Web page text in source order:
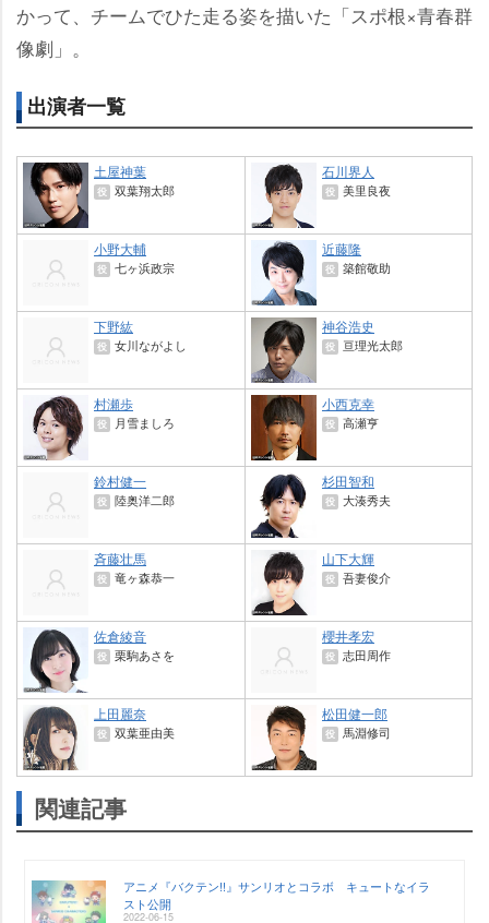
かって、チームでひた走る姿を描いた「スポ根×青春群
像劇」。
出演者一覧
土屋神葉
役 双葉翔太郎
石川界人
役 美里良夜
小野大輔
役 七ヶ浜政宗
近藤隆
役 築館敬助
下野紘
役 女川ながよし
神谷浩史
役 亘理光太郎
村瀬歩
役 月雪ましろ
小西克幸
役 高瀬亨
鈴村健一
役 陸奥洋二郎
杉田智和
役 大湊秀夫
斉藤壮馬
役 竜ヶ森恭一
山下大輝
役 吾妻俊介
佐倉綾音
役 栗駒あさを
櫻井孝宏
役 志田周作
上田麗奈
役 双葉亜由美
松田健一郎
役 馬淵修司
関連記事
アニメ『バクテン!!』サンリオとコラボ キュートなイラ
スト公開
2022-06-15